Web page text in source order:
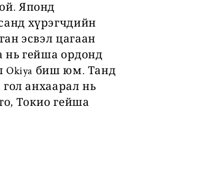
Японд
хүрэгчдийн
эсвэл цагаан
нь гейша ордонд
Okiya биш юм. Танд
анхаарал нь
Токио гейша